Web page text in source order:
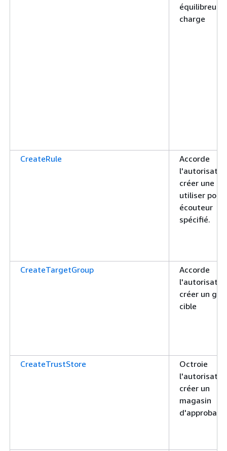
équilibreur
charge
CreateRule
Accorde
créer une
utiliser pour
écouteur
spécifié.
CreateTargetGroup
Accorde
créer un
cible
CreateTrustStore
Octroie
créer un
magasin